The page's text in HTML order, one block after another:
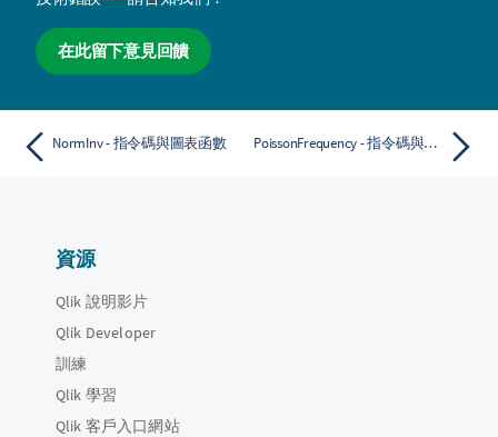
在此留下意見回饋
NormInv - 指令碼與圖表函數 PoissonFrequency - 指令碼與圖表函數
資源
Qlik 說明影片
Qlik Developer
訓練
Qlik 學習
Qlik 客戶入口網站